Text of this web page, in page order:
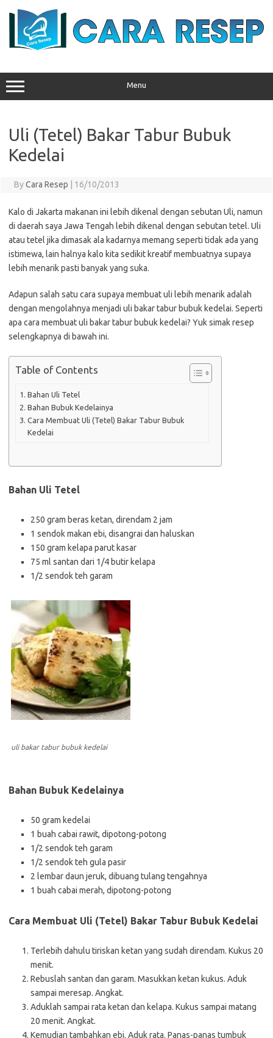
Menu
Uli (Tetel) Bakar Tabur Bubuk
Kedelai
ByCara Resep 16/10/2013
Kalo di Jakarta makanan ini lebih dikenal dengan sebutan Uli, namun
di daerah saya Jawa Tengah lebih dikenal dengan sebutan tetel. Uli
atau tetel jika dimasak ala kadarnya memang seperti tidak ada yang
istimewa, lain halnya kalo kita sedikit kreatif membuatnya supaya
lebih menarik pasti banyak yang suka.
Adapun salah satu cara supaya membuat uli lebih menarik adalah
dengan mengolahnya menjadi uli bakar tabur bubuk kedelai. Seperti
apa cara membuat uli bakar tabur bubuk kedelai? Yuk simak resep
selengkapnya di bawah ini.
Table of Contents
Bahan Uli Tetel
Bahan Bubuk Kedelainya
Cara Membuat Uli (Tetel) Bakar Tabur Bubuk
Kedelai
Bahan Uli Tetel
250 gram beras ketan, direndam 2 jam
1 sendok makan ebi, disangrai dan haluskan
150 gram kelapa parut kasar
75 ml santan dari 1/4 butir kelapa
1/2 sendok teh garam
uli bakar tabur bubuk kedelai
Bahan Bubuk Kedelainya
50 gram kedelai
1 buah cabai rawit, dipotong-potong
1/2 sendok teh garam
1/2 sendok teh gula pasir
2 lembar daun jeruk, dibuang tulang tengahnya
1 buah cabai merah, dipotong-potong
Cara Membuat Uli (Tetel) Bakar Tabur Bubuk Kedelai
Terlebih dahulu tiriskan ketan yang sudah direndam. Kukus 20
menit.
Rebuslah santan dan garam. Masukkan ketan kukus. Aduk
sampai meresap. Angkat.
Aduklah sampai rata ketan dan kelapa. Kukus sampai matang
20 menit. Angkat.
Kemudian tambahkan ebi. Aduk rata. Panas-panas tumbuk